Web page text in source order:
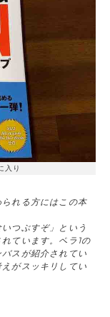
入り
れる方にはこの本
つぶすぞ」という
ています。ペラ1の
スが紹介されてい
がスッキリしてい